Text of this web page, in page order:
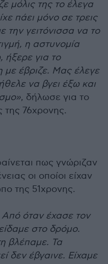
μόλις της το έλεγα
πάει μόνο σε τρεις
την γειτόνισσα να το
η αστυνομία
για το
με έβριζε. Μας έλεγε
ήθελε να βγει έξω και
, δήλωσε για το
της 76χρονης.
πως γνώριζαν
οι οποίοι είχαν
της 51χρονης.
Από όταν έχασε τον
στο δρόμο.
βλέπαμε. Τα
δεν έβγαινε. Είχαμε